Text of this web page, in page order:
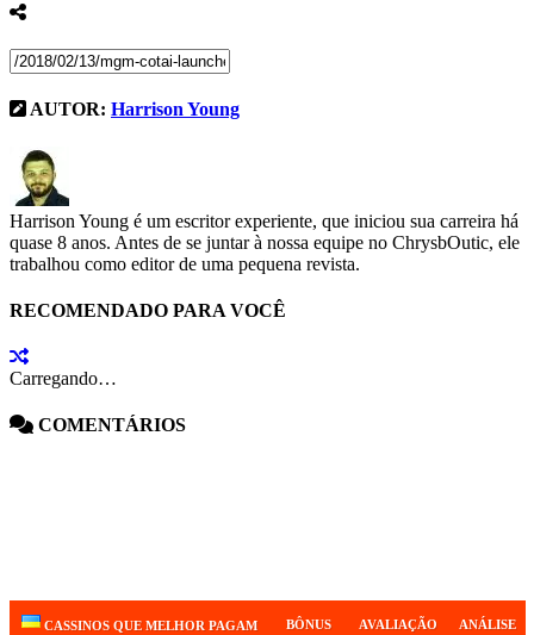
AUTOR: Harrison Young
Harrison Young é um escritor experiente, que iniciou sua carreira há
quase 8 anos. Antes de se juntar à nossa equipe no ChrysbOutic, ele
trabalhou como editor de uma pequena revista.
RECOMENDADO PARA VOCÊ
Carregando…
COMENTÁRIOS
CASSINOS QUE MELHOR PAGAM BÔNUS AVALIAÇÃO ANÁLISE